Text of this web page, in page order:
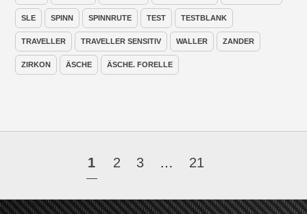
SLE SPINN SPINNRUTE TEST TESTBLANK
TRAVELLER TRAVELLER SENSITIV WALLER ZANDER
ZIRKON ÄSCHE ÄSCHE. FORELLE
1 2 3 … 21